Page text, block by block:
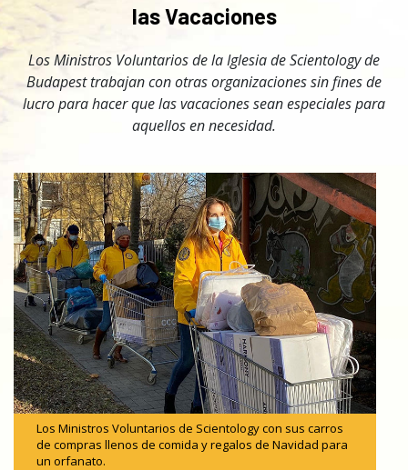
las Vacaciones
Los Ministros Voluntarios de la Iglesia de Scientology de
Budapest trabajan con otras organizaciones sin fines de
lucro para hacer que las vacaciones sean especiales para
aquellos en necesidad.
Los Ministros Voluntarios de Scientology con sus carros
de compras llenos de comida y regalos de Navidad para
un orfanato.